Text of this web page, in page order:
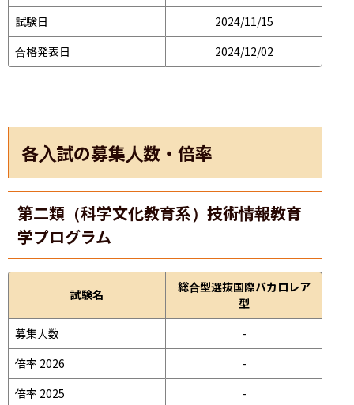
試験日
2024/11/15
合格発表日
2024/12/02
各入試の募集人数・倍率
第二類（科学文化教育系）技術情報教育
学プログラム
試験名
総合型選抜国際バカロレア
型
募集人数
-
倍率 2026
-
倍率 2025
-